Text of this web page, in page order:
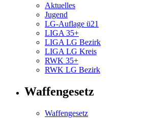
Aktuelles
Jugend
LG-Auflage ü21
LIGA 35+
LIGA LG Bezirk
LIGA LG Kreis
RWK 35+
RWK LG Bezirk
Waffengesetz
Waffengesetz